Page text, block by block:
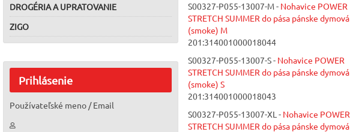
DROGÉRIA A UPRATOVANIE
ZIGO
Prihlásenie
Používateľské meno / Email
S00327-P055-13007-M - Nohavice POWER
STRETCH SUMMER do pása pánske dymová
(smoke) M
201:314001000018044
S00327-P055-13007-S - Nohavice POWER
STRETCH SUMMER do pása pánske dymová
(smoke) S
201:314001000018043
S00327-P055-13007-XL - Nohavice POWER
STRETCH SUMMER do pása pánske dymová